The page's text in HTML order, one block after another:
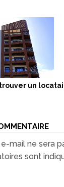
trouver un
mail ne sera
sont